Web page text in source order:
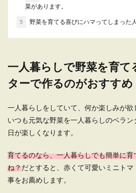
一人暮らしのキッチ
具や食品など収納に
一人暮らしを始め
菜があります。
5 野菜を育てる喜びにハマってしまった
一人暮らしで野菜を育て
ターで作るのがおすすめ
一人暮らしをしていて、何か楽しみが欲
いつも元気な野菜を一人暮らしのベラ
日が楽しくなります。
育てるのなら、一人暮らしでも簡単に
ね？だとすると、赤くて可愛いミニト
事をお薦めします。